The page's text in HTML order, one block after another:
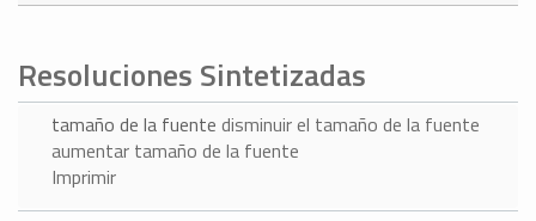
Resoluciones Sintetizadas
tamaño de la fuente disminuir el tamaño de la fuente
aumentar tamaño de la fuente
Imprimir